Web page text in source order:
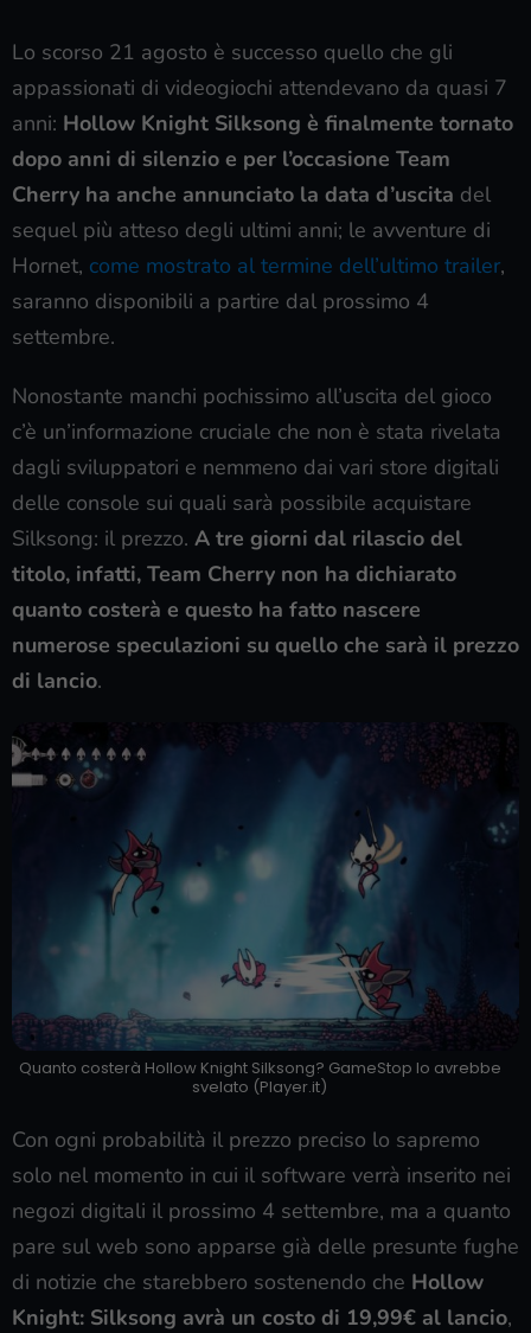
Lo scorso 21 agosto è successo quello che gli
appassionati di videogiochi attendevano da quasi 7
anni: Hollow Knight Silksong è finalmente tornato
dopo anni di silenzio e per l’occasione Team
Cherry ha anche annunciato la data d’uscita del
sequel più atteso degli ultimi anni; le avventure di
Hornet, come mostrato al termine dell’ultimo trailer,
saranno disponibili a partire dal prossimo 4
settembre.
Nonostante manchi pochissimo all’uscita del gioco
c’è un’informazione cruciale che non è stata rivelata
dagli sviluppatori e nemmeno dai vari store digitali
delle console sui quali sarà possibile acquistare
Silksong: il prezzo. A tre giorni dal rilascio del
titolo, infatti, Team Cherry non ha dichiarato
quanto costerà e questo ha fatto nascere
numerose speculazioni su quello che sarà il prezzo
di lancio.
Quanto costerà Hollow Knight Silksong? GameStop lo avrebbe
svelato (Player.it)
Con ogni probabilità il prezzo preciso lo sapremo
solo nel momento in cui il software verrà inserito nei
negozi digitali il prossimo 4 settembre, ma a quanto
pare sul web sono apparse già delle presunte fughe
di notizie che starebbero sostenendo che Hollow
Knight: Silksong avrà un costo di 19,99€ al lancio,